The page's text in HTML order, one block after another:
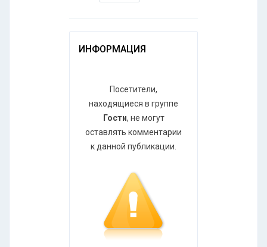
ИНФОРМАЦИЯ
Посетители,
находящиеся в группе
Гости, не могут
оставлять комментарии
к данной публикации.